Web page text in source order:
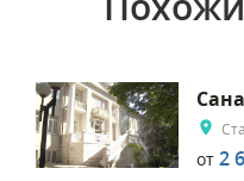
от 2